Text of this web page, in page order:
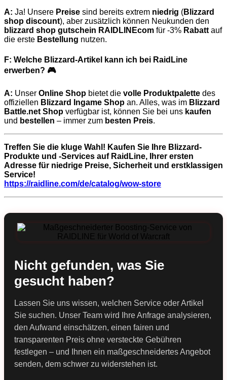
A: Ja! Unsere Preise sind bereits extrem niedrig (Blizzard
shop discount), aber zusätzlich können Neukunden den
blizzard shop gutschein RAIDLINEcom für -3% Rabattauf
die erste Bestellung nutzen.
F: Welche Blizzard-Artikel kann ich bei RaidLine
erwerben? 🎮
A: Unser Online Shop bietet die volle Produktpalette des
offiziellen Blizzard Ingame Shop an. Alles, was im Blizzard
Battle.net Shop verfügbar ist, können Sie bei uns kaufen
und bestellen – immer zum besten Preis.
Treffen Sie die kluge Wahl! Kaufen Sie Ihre Blizzard-
Produkte und -Services auf RaidLine, Ihrer ersten
Adresse für niedrige Preise, Sicherheit und erstklassigen
Service!
https://raidline.com/de/catalog/wow-store
Nicht gefunden, was Sie
gesucht haben?
Lassen Sie uns wissen, welchen Service oder Artikel
Sie suchen. Unser Team wird Ihre Anfrage analysieren,
den Aufwand einschätzen, einen fairen und
transparenten Preis ohne versteckte Gebühren
festlegen – und Ihnen ein maßgeschneidertes Angebot
senden, dem schwer zu widerstehen ist.